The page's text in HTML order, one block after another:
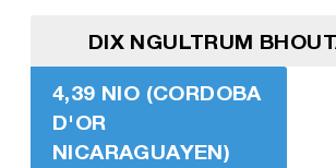
DIX NGULTRUM
4,39 NIO (CORDOBA
D'OR
NICARAGUAYEN)